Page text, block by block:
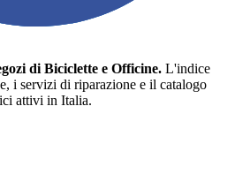
di Biciclette e Officine. L'indice
i servizi di riparazione e il catalogo
attivi in Italia.